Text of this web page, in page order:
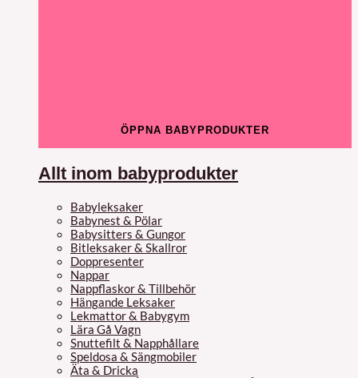
ÖPPNA BABYPRODUKTER
Allt inom babyprodukter
Babyleksaker
Babynest & Pölar
Babysitters & Gungor
Bitleksaker & Skallror
Doppresenter
Nappar
Nappflaskor & Tillbehör
Hängande Leksaker
Lekmattor & Babygym
Lära Gå Vagn
Snuttefilt & Napphållare
Speldosa & Sängmobiler
Äta & Dricka